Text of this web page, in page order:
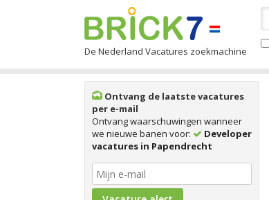
De Nederland Vacatures zoekmachine
Ontvang de laatste vacatures
per e-mail
Ontvang waarschuwingen wanneer
we nieuwe banen voor:
Developer
vacatures in Papendrecht